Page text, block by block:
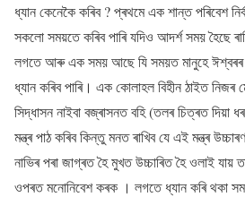
ধ্যান কেনেকৈ কৰিব ? প্ৰথমে এক শান্ত পৰিবেশ
সকলো সময়তে কৰিব পাৰি যদিও আদৰ্শ সময় হৈছে
লগতে আৰু এক সময় আছে যি সময়ত মানুহে ঈশ্বৰৰ
ধ্যান কৰিব পাৰি। এক কোলাহল বিহীন ঠাইত নিজৰ
সিদ্ধাসন নাইবা বজ্ৰাসনত বহি (তলৰ চিত্ৰত দিয়া
মন্ত্ৰ পাঠ কৰিব কিন্তু মনত ৰাখিব যে এই মন্ত্ৰ
নাভিৰ পৰা জাগ্ৰত হৈ মুখত উচ্চাৰিত হৈ ওলাই যায়
ওপৰত মনোনিবেশ কৰক । লগতে ধ্যান কৰি থকা